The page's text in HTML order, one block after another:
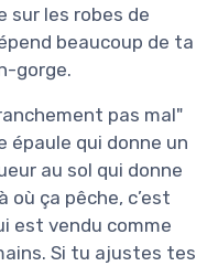
sur les robes de
beaucoup de ta
gorge.
pas mal"
épaule qui donne un
au sol qui donne
où ça pêche, c’est
est vendu comme
Si tu ajustes tes